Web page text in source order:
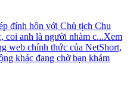
đính hôn với Chủ tịch Chu
coi anh là người nhàm c...Xem
web chính thức của NetShort,
khác đang chờ bạn khám